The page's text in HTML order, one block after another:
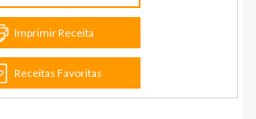
Imprimir Receita
Receitas Favoritas